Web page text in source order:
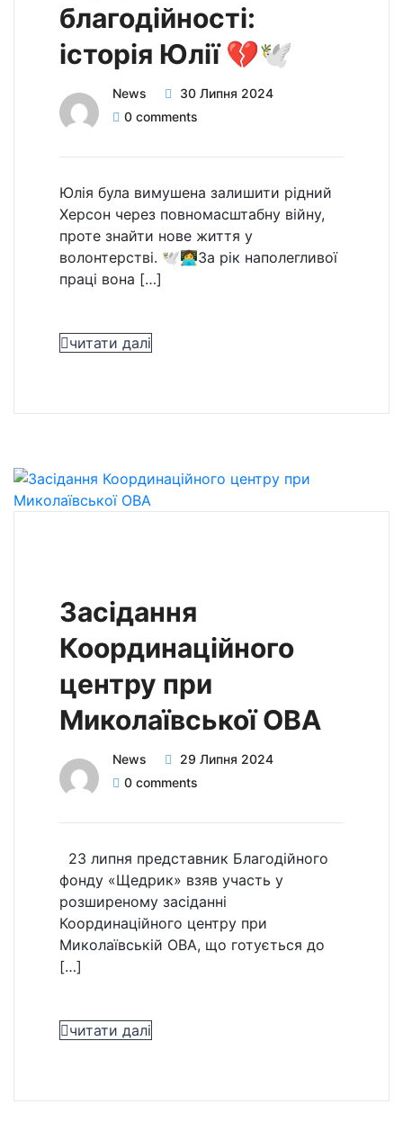
благодійності:
історія Юлії 💔🕊️
News
30 Липня 2024
0 comments
Юлія була вимушена залишити рідний
Херсон через повномасштабну війну,
проте знайти нове життя у
волонтерстві. 🕊️👩‍💻За рік наполегливої
праці вона […]
читати далі
Засідання
Координаційного
центру при
Миколаївської ОВА
News
29 Липня 2024
0 comments
23 липня представник Благодійного
фонду «Щедрик» взяв участь у
розширеному засіданні
Координаційного центру при
Миколаївській ОВА, що готується до
[…]
читати далі